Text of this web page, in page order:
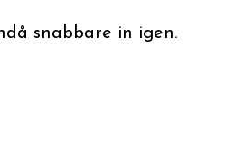
snabbare in igen.